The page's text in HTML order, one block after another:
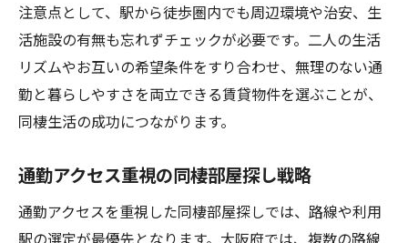
注意点として、駅から徒歩圏内でも周辺環境や治安、生
活施設の有無も忘れずチェックが必要です。二人の生活
リズムやお互いの希望条件をすり合わせ、無理のない通
勤と暮らしやすさを両立できる賃貸物件を選ぶことが、
同棲生活の成功につながります。
通勤アクセス重視の同棲部屋探し戦略
通勤アクセスを重視した同棲部屋探しでは、路線や利用
駅の選定が最優先となります。大阪府では、複数の路線